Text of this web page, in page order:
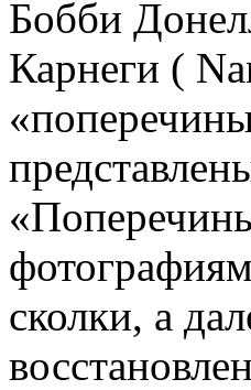
Бобби
Карнеги (
сколки, а